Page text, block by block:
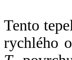
Tento
rychlého